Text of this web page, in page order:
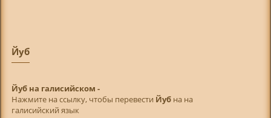
Йуб
Йуб на галисийском -
Нажмите на ссылку, чтобы перевести Йубна на
галисийский язык